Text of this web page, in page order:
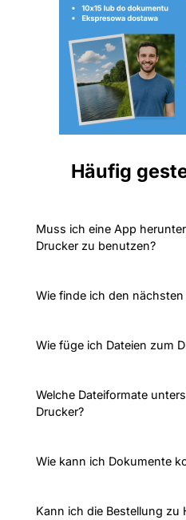
Häufig
Muss ich eine App
Drucker zu benutzen?
Wie finde ich den nächsten
Wie füge ich Dateien zum
Welche Dateiformate
Drucker?
Wie kann ich Dokumente
Kann ich die Bestellung zu